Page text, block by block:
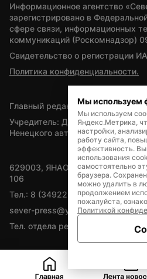
Информационное агентство
зарегистрировано в
сфере связи, информационных
коммуникаций (Роскомнадзор)
Свидетельство о регистрации
Политика конфиденциальности.
Главный редактор — А.Л.
Учредитель: Департамент
Ненецкого автономного округа
629003, ЯНАО, Салехард, мкр.
106
Тел.: 8 (34922) 71262
sever-press@yamal-media.ru
Тел. отдела рекламы: 8 (34922)
Мы используем
Мы используем
Яндекс.Метрика,
настройки,
работу сайта,
эффективность.
использования
самостоятельно
браузера.
можно удалить в
продолжением
пожалуйста,
Политикой